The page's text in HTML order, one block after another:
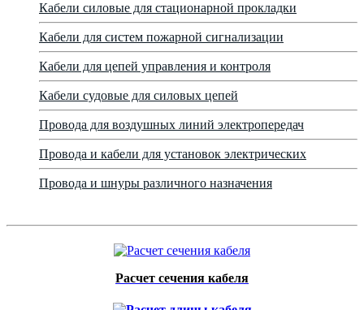
Кабели силовые для стационарной прокладки
Кабели для систем пожарной сигнализации
Кабели для цепей управления и контроля
Кабели судовые для силовых цепей
Провода для воздушных линий электропередач
Провода и кабели для установок электрических
Провода и шнуры различного назначения
Расчет сечения кабеля